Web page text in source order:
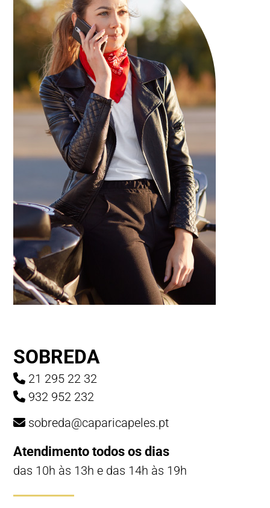
SOBREDA
21 295 22 32
932 952 232
sobreda@caparicapeles.pt
Atendimento todos os dias
das 10h às 13h e das 14h às 19h